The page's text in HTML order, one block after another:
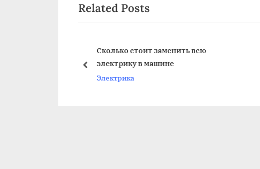
записям
v
i
s
Related Posts
Сколько стоит заменить всю
электрику в машине
Электрика
prev